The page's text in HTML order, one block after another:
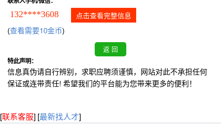
132****3608 点击查看完整信息
(查看需要10金币)
特此声明：
信息真伪请自行辨别，求职应聘须谨慎，网站对此不承担任何
保证或连带责任! 希望我们的平台能为您带来更多的便利！
[联系客服] [最新找人才]